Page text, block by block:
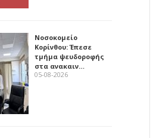
Νοσοκομείο
Κορίνθου: Έπεσε
τμήμα ψευδοροφής
στα ανακαιν…
05-08-2026